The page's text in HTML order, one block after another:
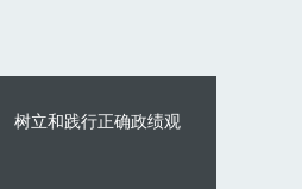
树立和践行正确政绩观